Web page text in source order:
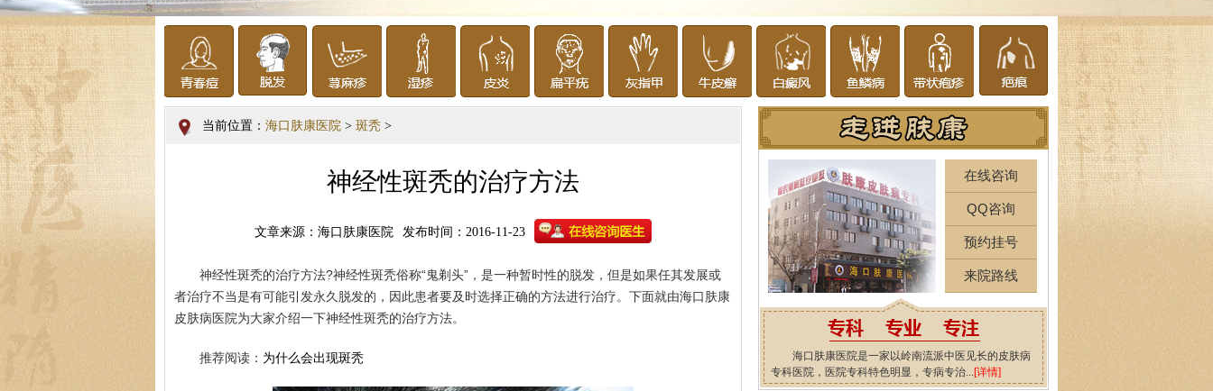
当前位置： 海口肤康医院 > 斑秃 >
神经性斑秃的治疗方法
文章来源：海口肤康医院 发布时间：2016-11-23
神经性斑秃的治疗方法?神经性斑秃俗称“鬼剃头”，是一种暂时性的脱发，但是如果任其发展或
者治疗不当是有可能引发永久脱发的，因此患者要及时选择正确的方法进行治疗。下面就由海口肤康
皮肤病医院为大家介绍一下神经性斑秃的治疗方法。
推荐阅读： 为什么会出现斑秃
在线咨询
QQ咨询
预约挂号
来院路线
海口肤康医院是一家以岭南流派中医见长的皮肤病
专科医院，医院专科特色明显，专病专治...[详情]